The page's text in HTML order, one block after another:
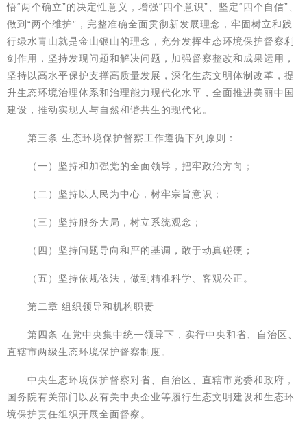
悟“两个确立”的决定性意义，增强“四个意识”、坚定“四个自信”、
做到“两个维护”，完整准确全面贯彻新发展理念，牢固树立和践
行绿水青山就是金山银山的理念，充分发挥生态环境保护督察利
剑作用，坚持发现问题和解决问题，加强督察整改和成果运用，
坚持以高水平保护支撑高质量发展，深化生态文明体制改革，提
升生态环境治理体系和治理能力现代化水平，全面推进美丽中国
建设，推动实现人与自然和谐共生的现代化。
第三条 生态环境保护督察工作遵循下列原则：
（一）坚持和加强党的全面领导，把牢政治方向；
（二）坚持以人民为中心，树牢宗旨意识；
（三）坚持服务大局，树立系统观念；
（四）坚持问题导向和严的基调，敢于动真碰硬；
（五）坚持依规依法，做到精准科学、客观公正。
第二章 组织领导和机构职责
第四条 在党中央集中统一领导下，实行中央和省、自治区、
直辖市两级生态环境保护督察制度。
中央生态环境保护督察对省、自治区、直辖市党委和政府，
国务院有关部门以及有关中央企业等履行生态文明建设和生态环
境保护责任组织开展全面督察。